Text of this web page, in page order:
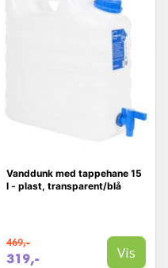
Vanddunk med tappehane 15
l - plast, transparent/blå
469,-
319,- Vis